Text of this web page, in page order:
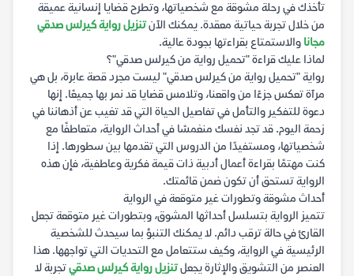
تأخذك في رحلة مشوقة مع شخصياتها، وتطرح قضايا إنسانية عميقة
من خلال تجربة حياتية معقدة. يمكنك الآنتنزيل رواية كيرلس صدقي
مجانا والاستمتاع بقراءتها بجودة عالية.
لماذا عليك قراءة "تحميل رواية من كيرلس صدقي"؟
رواية "تحميل رواية من كيرلس صدقي" ليست مجرد قصة عابرة، بل هي
مرآة تعكس جزءًا من واقعنا، وتلامس قضايا قد نمر بها جميعًا. إنها
دعوة للتفكير والتأمل في تفاصيل الحياة التي قد تغيب عن أذهاننا في
زحمة اليوم. قد تجد نفسك منغمسًا في أحداث الرواية، متعاطفًا مع
شخصياتها، ومستفيدًا من الدروس التي تقدمها بين سطورها. إذا
كنت مهتمًا بقراءة أعمال أدبية ذات قيمة فكرية وعاطفية، فإن هذه
الرواية تستحق أن تكون ضمن قائمتك.
أحداث مشوقة وتطورات غير متوقعة في الرواية
تتميز الرواية بتسلسل أحداثها المشوق، وبتطورات غير متوقعة تجعل
القارئ في حالة ترقب دائم. لا يمكنك التنبؤ بما سيحدث للشخصية
الرئيسية في الرواية، وكيف ستتعامل مع التحديات التي تواجهها. هذا
العنصر من التشويق والإثارة يجعلتنزيل رواية كيرلس صدقيتجربة لا